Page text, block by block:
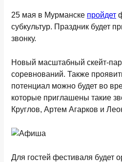
25 мая в Мурманске пройдет
субкультур. Праздник будет
звонку.
Новый масштабный скейт-
соревнований. Также
потенциал можно будет во
которые приглашены такие
Круглов, Артем Агарков и
Для гостей фестиваля будет